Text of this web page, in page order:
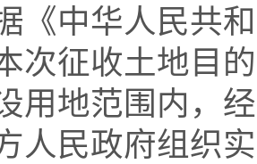
中华人民共和
次征收土地目
用地范围内，
人民政府组织